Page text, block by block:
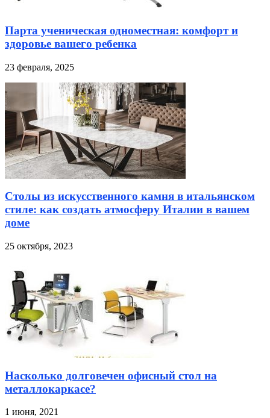
Парта ученическая одноместная: комфорт и
здоровье вашего ребенка
23 февраля, 2025
Столы из искусственного камня в итальянском
стиле: как создать атмосферу Италии в вашем
доме
25 октября, 2023
Насколько долговечен офисный стол на
металлокаркасе?
1 июня, 2021